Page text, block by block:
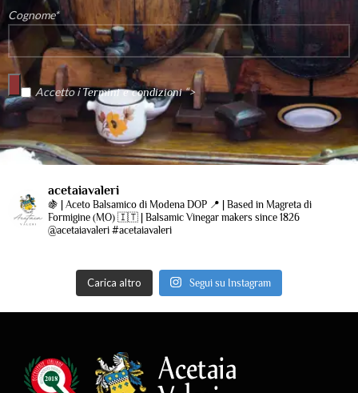
Cognome*
Accetto iTermini e condizioni“>
acetaiavaleri
🍇 | Aceto Balsamico di Modena DOP 📍 | Based in Magreta di
Formigine (MO) 🇮🇹 | Balsamic Vinegar makers since 1826
@acetaiavaleri #acetaiavaleri
Carica altro Segui su Instagram